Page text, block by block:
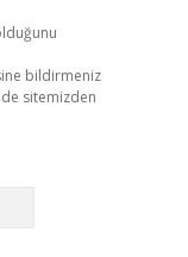
bildirmeniz
sitemizden